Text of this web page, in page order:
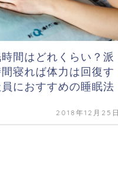
間はどれくらい？派
寝れば体力は回復す
におすすめの睡眠法
2018年12月25